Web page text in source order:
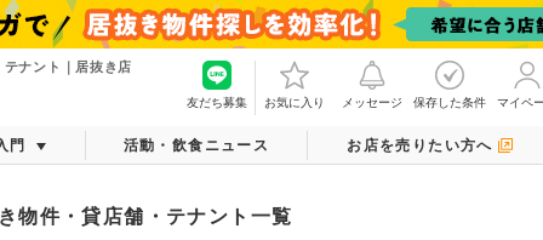
ナント｜居抜き店
友だち募集 お気に入り メッセージ 保存した条件 マイペ
門 活動・飲食ニュース お店を売りたい方へ
物件・貸店舗・テナント一覧